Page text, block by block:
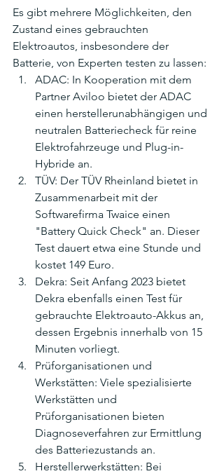
Es gibt mehrere Möglichkeiten, den
Zustand eines gebrauchten
Elektroautos, insbesondere der
Batterie, von Experten testen zu lassen:
ADAC: In Kooperation mit dem
Partner Aviloo bietet der ADAC
einen herstellerunabhängigen und
neutralen Batteriecheck für reine
Elektrofahrzeuge und Plug-in-
Hybride an.
TÜV: Der TÜV Rheinland bietet in
Zusammenarbeit mit der
Softwarefirma Twaice einen
"Battery Quick Check" an. Dieser
Test dauert etwa eine Stunde und
kostet 149 Euro.
Dekra: Seit Anfang 2023 bietet
Dekra ebenfalls einen Test für
gebrauchte Elektroauto-Akkus an,
dessen Ergebnis innerhalb von 15
Minuten vorliegt.
Prüforganisationen und
Werkstätten: Viele spezialisierte
Werkstätten und
Prüforganisationen bieten
Diagnoseverfahren zur Ermittlung
des Batteriezustands an.
Herstellerwerkstätten: Bei